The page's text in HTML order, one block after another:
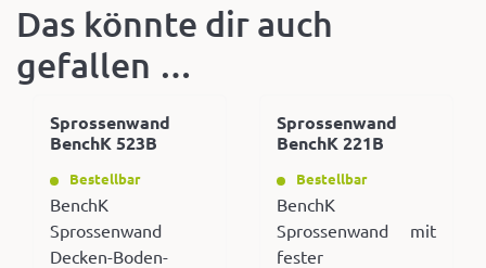
Das könnte dir auch
gefallen …
Sprossenwand
BenchK 523B
Bestellbar
BenchK
Sprossenwand
Decken-Boden-
Sprossenwand
BenchK 221B
Bestellbar
BenchK
Sprossenwand mit
fester